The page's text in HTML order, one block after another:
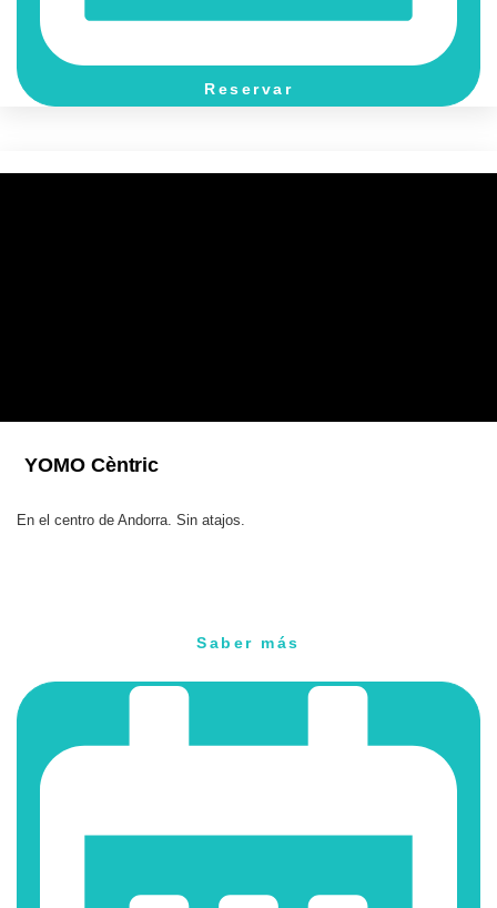
Reservar
YOMO Cèntric
En el centro de Andorra. Sin atajos.
Saber más